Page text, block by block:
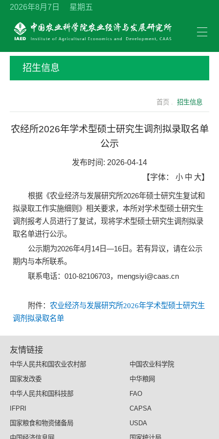
2026年8月7日 星期五
招生信息
首页 . 招生信息
农经所2026年学术型硕士研究生调剂拟录取名单
公示
发布时间: 2026-04-14
【字体： 小 中 大】
根据《农业经济与发展研究所2026年硕士研究生复试和
拟录取工作实施细则》相关要求，本所对学术型硕士研究生
调剂报考人员进行了复试，现将学术型硕士研究生调剂拟录
取名单进行公示。
公示期为2026年4月14日—16日。若有异议，请在公示
期内与本所联系。
联系电话：010-82106703，mengsiyi@caas.cn
附件： 农业经济与发展研究所2026年学术型硕士研究生
调剂拟录取名单
友情链接
中华人民共和国农业农村部
中国农业科学院
国家发改委
中华粮网
中华人民共和国科技部
FAO
IFPRI
CAPSA
国家粮食和物资储备局
USDA